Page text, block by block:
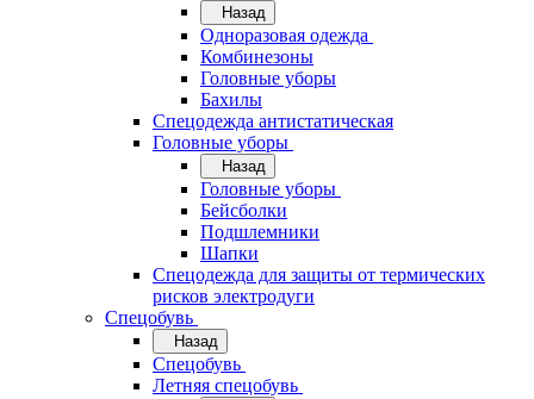
Назад
Одноразовая одежда
Комбинезоны
Головные уборы
Бахилы
Спецодежда антистатическая
Головные уборы
Назад
Головные уборы
Бейсболки
Подшлемники
Шапки
Спецодежда для защиты от термических
рисков электродуги
Спецобувь
Назад
Спецобувь
Летняя спецобувь